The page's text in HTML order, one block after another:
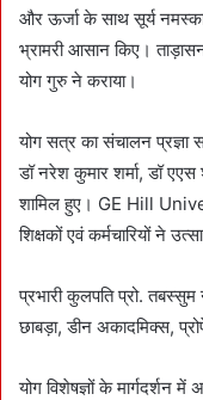
और ऊर्जा के साथ सूर्य
भ्रामरी आसान किए।
योग गुरु ने कराया।
योग सत्र का संचालन प्रज्ञा
डॉ नरेश कुमार शर्मा, डॉ
शामिल हुए। GE Hill
शिक्षकों एवं कर्मचारियों ने
प्रभारी कुलपति प्रो.
छाबड़ा, डीन अकादमिक्स,
योग विशेषज्ञों के मार्गदर्शन